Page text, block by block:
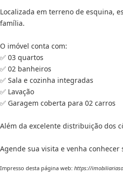
Localizada em terreno de esquina,
família.
O imóvel conta com:
✅ 03 quartos
✅ 02 banheiros
✅ Sala e cozinha integradas
✅ Lavação
✅ Garagem coberta para 02 carros
Além da excelente distribuição dos
Agende sua visita e venha conhecer
Impresso desta página web: https://